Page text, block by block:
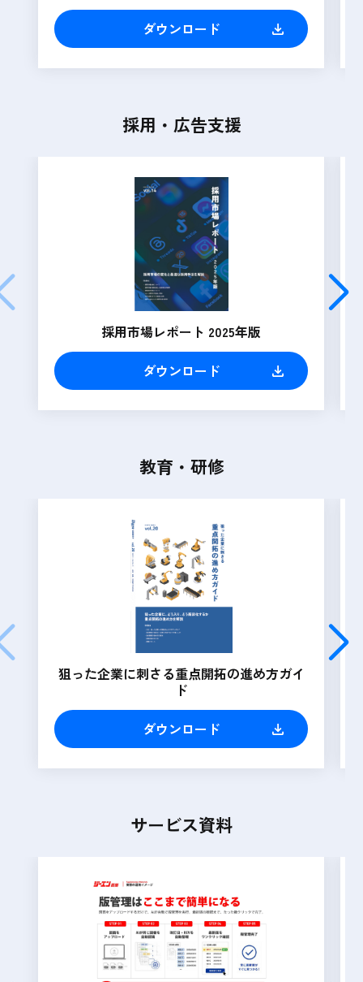
ダウンロード
採用・広告支援
採用市場レポート 2025年版
ダウンロード
教育・研修
狙った企業に刺さる重点開拓の進め方ガイ
ド
ダウンロード
サービス資料